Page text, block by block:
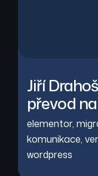
Jiří
převod
elementor,
komunikace,
wordpress